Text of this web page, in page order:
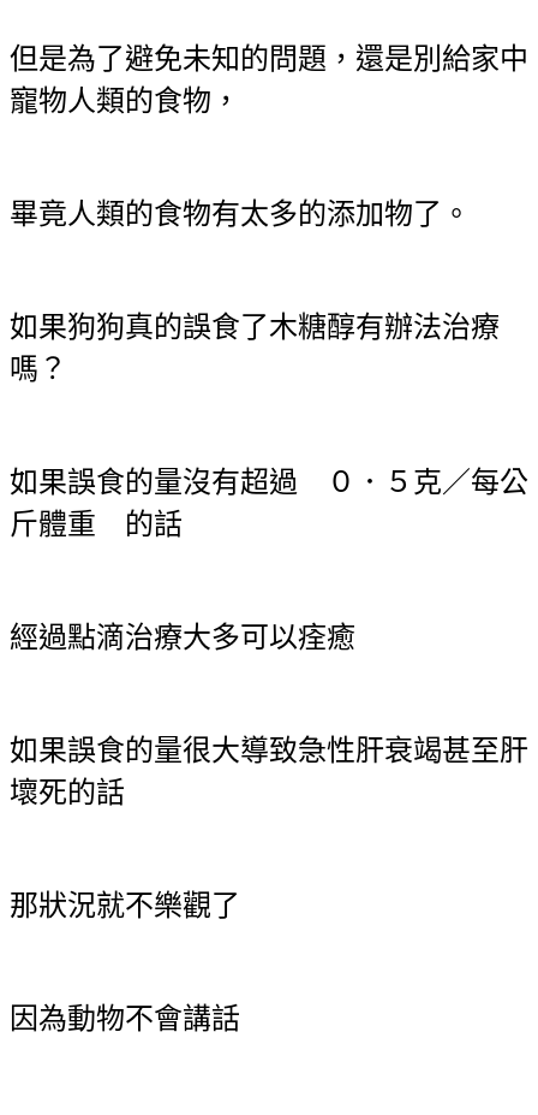
但是為了避免未知的問題，還是別給家中
寵物人類的食物，
畢竟人類的食物有太多的添加物了。
如果狗狗真的誤食了木糖醇有辦法治療
嗎？
如果誤食的量沒有超過 ０．５克／每公
斤體重 的話
經過點滴治療大多可以痊癒
如果誤食的量很大導致急性肝衰竭甚至肝
壞死的話
那狀況就不樂觀了
因為動物不會講話